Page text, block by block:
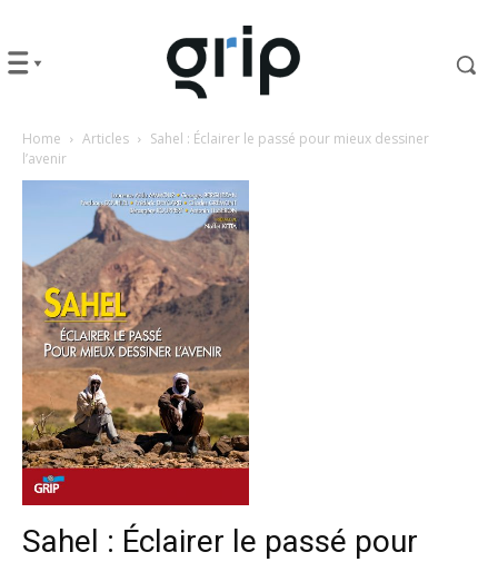
Home Articles
Sahel : Éclairer le passé pour mieux dessiner
l’avenir
Sahel : Éclairer le passé pour